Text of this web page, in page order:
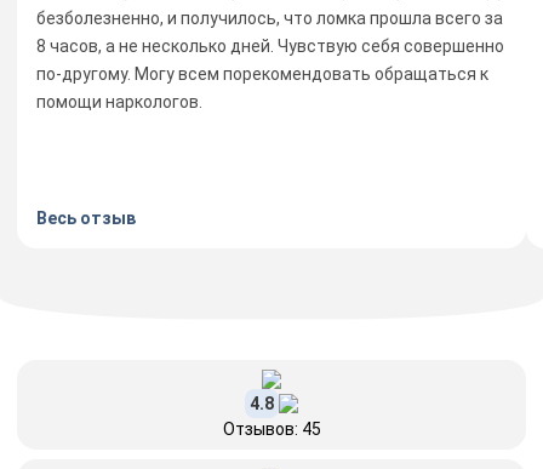
безболезненно, и получилось, что ломка прошла всего за
8 часов, а не несколько дней. Чувствую себя совершенно
по-другому. Могу всем порекомендовать обращаться к
помощи наркологов.
Весь отзыв
4.8
Отзывов: 45